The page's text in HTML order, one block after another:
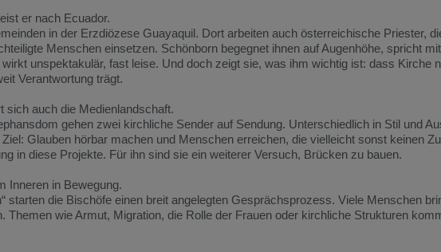
er nach Ecuador.
in der Erzdiözese Guayaquil. Dort arbeiten auch österreichische Priester,
Menschen einsetzen. Schönborn begegnet ihnen aufAugenhöhe, spricht mit
wirkt unspektakulär, fast leise. Und doch zeigt sie, was ihm wichtig ist: dass Kirche
Verantwortung trägt.
sich auch die Medienlandschaft.
gehen zwei kirchliche Sender auf Sendung. Unterschiedlich in Stil und
Ziel: Glauben hörbar machen und Menschen erreichen, die vielleicht sonst keinen
in diese Projekte. Für ihn sind sie ein weiterer Versuch, Brücken zu bauen.
Inneren in Bewegung.
starten die Bischöfe einen breit angelegten Gesprächsprozess. Viele Menschen
Themen wieArmut, Migration, die Rolle der Frauen oder kirchliche Strukturen